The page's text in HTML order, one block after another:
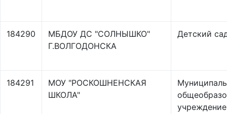
184290
МБДОУ ДС "СОЛНЫШКО"
Г.ВОЛГОДОНСКА
Детский
184291
МОУ "РОСКОШНЕНСКАЯ
ШКОЛА"
учреждение